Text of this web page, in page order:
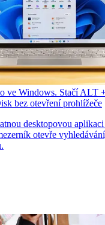
ve Windows. Stačí ALT
bez otevření prohlížeče
desktopovou
otevře